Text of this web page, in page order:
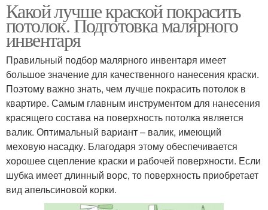
Какой лучше краской покрасить
потолок. Подготовка малярного
инвентаря
Правильный подбор малярного инвентаря имеет
большое значение для качественного нанесения краски.
Поэтому важно знать, чем лучше покрасить потолок в
квартире. Самым главным инструментом для нанесения
красящего состава на поверхность потолка является
валик. Оптимальный вариант – валик, имеющий
меховую насадку. Благодаря этому обеспечивается
хорошее сцепление краски и рабочей поверхности. Если
шубка имеет длинный ворс, то поверхность приобретает
вид апельсиновой корки.